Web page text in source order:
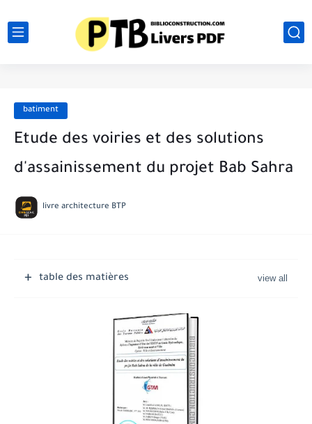
batiment
Etude des voiries et des solutions
d'assainissement du projet Bab Sahra
livre architecture BTP
table des matières